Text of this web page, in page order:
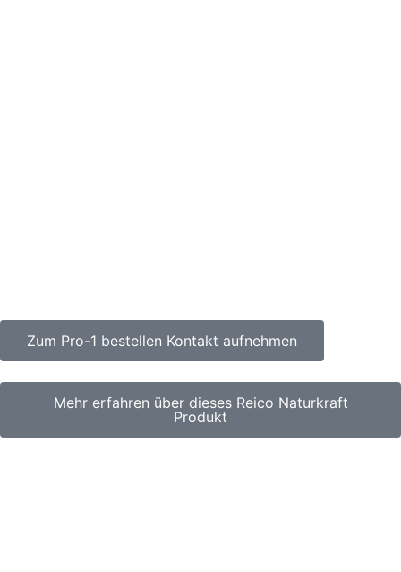
Zum Pro-1 bestellen Kontakt aufnehmen
Mehr erfahren über dieses Reico Naturkraft
Produkt